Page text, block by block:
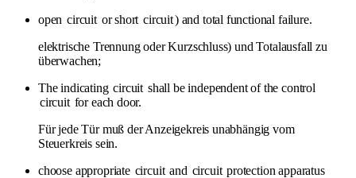
open circuit or short circuit) and total functional failure.
elektrische Trennung oder Kurzschluss) und Totalausfall zu
überwachen;
The indicating circuit shall be independent of the control
circuit for each door.
Für jede Tür muß der Anzeigekreis unabhängig vom
Steuerkreis sein.
choose appropriate circuit and circuit protection apparatus